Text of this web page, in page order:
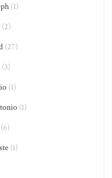
(1)
(2)
(27)
(3)
(1)
(1)
(1)